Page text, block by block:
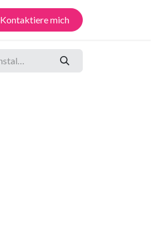
Kontaktiere mich